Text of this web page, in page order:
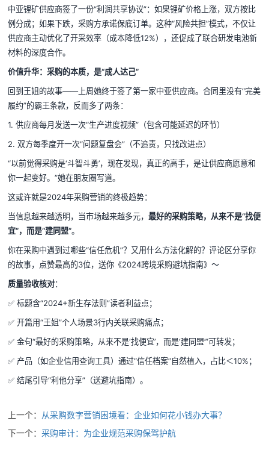
中亚锂矿供应商签了一份“利润共享协议”：如果锂矿价格上涨，双方按比
例分成；如果下跌，采购方承诺保底订单。这种“风险共担”模式，不仅让
供应商主动优化了开采效率（成本降低12%），还促成了联合研发电池新
材料的深度合作。
价值升华：采购的本质，是“成人达己”
回到王姐的故事——上周她终于签了第一家中亚供应商。合同里没有“完美
履约”的霸王条款，反而多了两条：
1. 供应商每月发送一次“生产进度视频”（包含可能延迟的环节）
2. 双方每季度开一次“问题复盘会”（不追责，只找改进点）
“以前觉得采购是‘斗智斗勇’，现在发现，真正的高手，是让供应商愿意和
你一起变好。”她在朋友圈写道。
这或许就是2024年采购营销的终极趋势：
当信息越来越透明，当市场越来越多元，最好的采购策略，从来不是“找便
宜”，而是“建同盟”。
你在采购中遇到过哪些“信任危机”？又用什么方法化解的？评论区分享你
的故事，点赞最高的3位，送你《2024跨境采购避坑指南》～
质量验收核对：
✅ 标题含“2024+新生存法则”读者利益点；
✅ 开篇用“王姐”个人场景3行内关联采购痛点；
✅ 金句“最好的采购策略，从来不是‘找便宜’，而是‘建同盟’”可转发；
✅ 产品（如企业信用查询工具）通过“信任档案”自然植入，占比＜10%；
✅ 结尾引导“利他分享”（送避坑指南）。
上一个： 从采购数字营销困境看：企业如何花小钱办大事？
下一个：采购审计：为企业规范采购保驾护航